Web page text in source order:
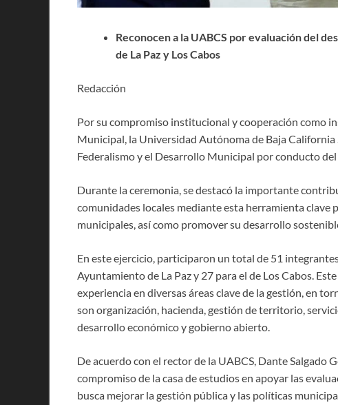
Reconocen a la UABCS por evaluación del
de La Paz y Los Cabos
Redacción
Por su compromiso institucional y cooperación como
Municipal, la Universidad Autónoma de Baja
Federalismo y el Desarrollo Municipal por conducto
Durante la ceremonia, se destacó la importante
comunidades locales mediante esta herramienta clave
municipales, así como promover su desarrollo
En este ejercicio, participaron un total de 51
Ayuntamiento de La Paz y 27 para el de Los Cabos.
experiencia en diversas áreas clave de la gestión, en
son organización, hacienda, gestión de territorio,
desarrollo económico y gobierno abierto.
De acuerdo con el rector de la UABCS, Dante Salgado
compromiso de la casa de estudios en apoyar las
busca mejorar la gestión pública y las políticas